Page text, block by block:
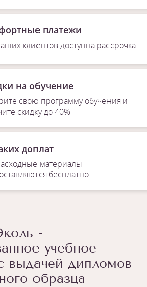
платежи
клиентов доступна рассрочка
на обучение
свою программу обучения и
скидку до 40%
доплат
материалы
бесплатно
-
учебное
выдачей дипломов
образца